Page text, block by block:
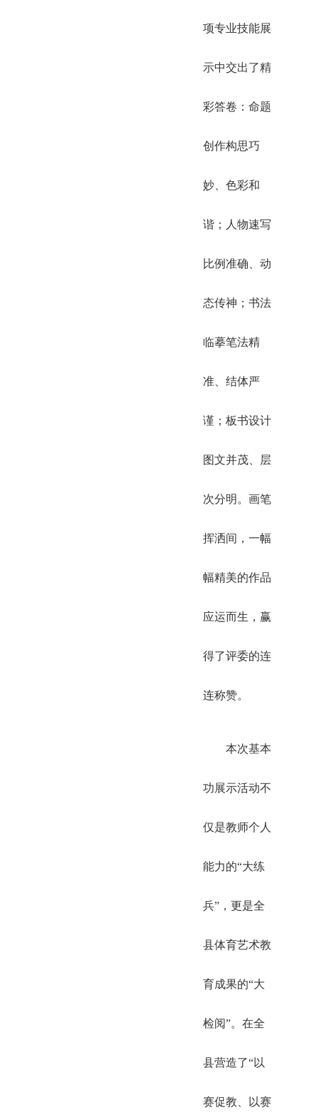
项专业技能展
示中交出了精
彩答卷：命题
创作构思巧
妙、色彩和
谐；人物速写
比例准确、动
态传神；书法
临摹笔法精
准、结体严
谨；板书设计
图文并茂、层
次分明。画笔
挥洒间，一幅
幅精美的作品
应运而生，赢
得了评委的连
连称赞。
本次基本
功展示活动不
仅是教师个人
能力的“大练
兵”，更是全
县体育艺术教
育成果的“大
检阅”。在全
县营造了“以
赛促教、以赛